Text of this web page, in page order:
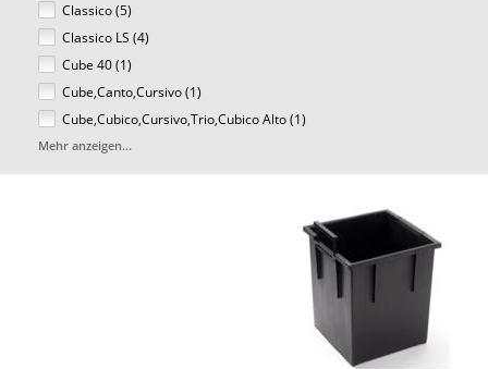
Classico (5)
Classico LS (4)
Cube 40 (1)
Cube,Canto,Cursivo (1)
Cube,Cubico,Cursivo,Trio,Cubico Alto (1)
Mehr anzeigen...